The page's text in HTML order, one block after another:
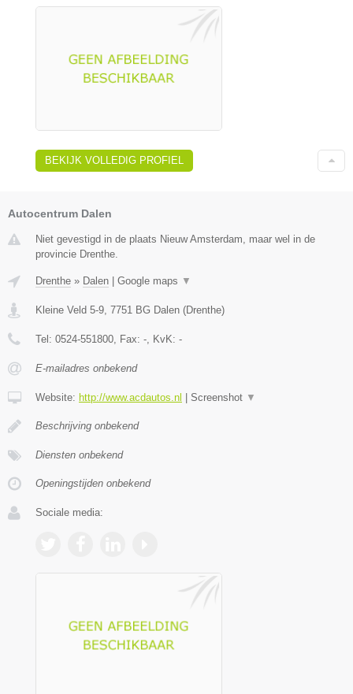
BEKIJK VOLLEDIG PROFIEL
Autocentrum Dalen
Niet gevestigd in de plaats Nieuw Amsterdam, maar wel in de
provincie Drenthe.
Drenthe » Dalen Google maps ▼
Kleine Veld 5-9, 7751 BG Dalen (Drenthe)
Tel: 0524-551800, Fax: -, KvK: -
E-mailadres onbekend
Website: http://www.acdautos.nl Screenshot ▼
Beschrijving onbekend
Diensten onbekend
Openingstijden onbekend
Sociale media: